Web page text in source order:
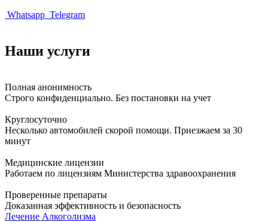
Whatsapp Telegram
Наши услуги
Полная анонимность
Строго конфиденциально. Без постановки на учет
Круглосуточно
Несколько автомобилей скорой помощи. Приезжаем за 30
минут
Медицинские лицензии
Работаем по лицензиям Министерства здравоохранения
Проверенные препараты
Доказанная эффективность и безопасность
Лечение Алкоголизма